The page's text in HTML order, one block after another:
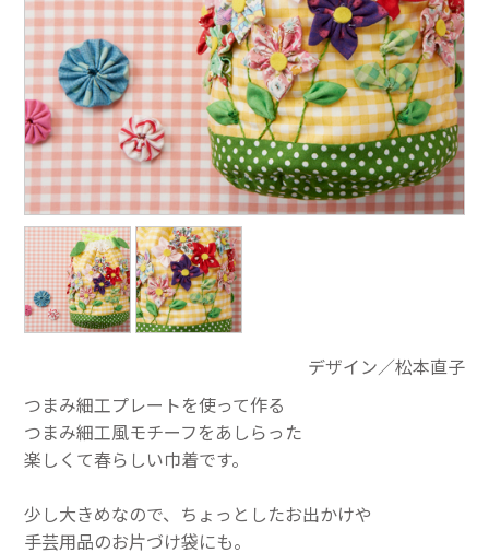
デザイン／松本直子
つまみ細工プレートを使って作る
つまみ細工風モチーフをあしらった
楽しくて春らしい巾着です。
少し大きめなので、ちょっとしたお出かけや
手芸用品のお片づけ袋にも。